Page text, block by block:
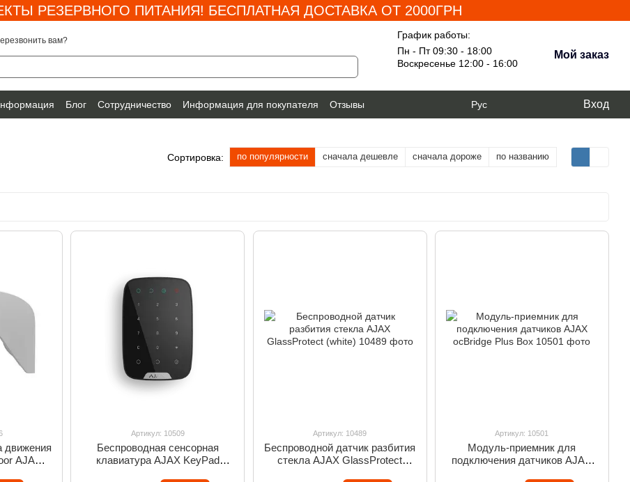
РЕЗЕРВНОГО ПИТАНИЯ! БЕСПЛАТНАЯ ДОСТАВКА ОТ 2000ГРН
вам?
График работы:
Пн - Пт 09:30 - 18:00
Воскресенье 12:00 - 16:00
Мой заказ
Блог Сотрудничество Информация для покупателя
Отзывы
Рус Вход
Сортировка: по популярности сначала дешевле сначала дороже по названию
движения
AJAX
Артикул: 10509
Беспроводная сенсорная
клавиатура AJAX KeyPad
Артикул: 10489
Беспроводной датчик разбития
стекла AJAX GlassProtect
Артикул: 10501
Модуль-приемник для
подключения датчиков AJAX